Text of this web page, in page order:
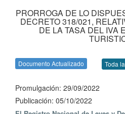
PRORROGA DE LO
DECRETO 318/021,
DE LA TASA DEL IVA
Documento Actualizado Toda
Promulgación: 29/09/2022
Publicación: 05/10/2022